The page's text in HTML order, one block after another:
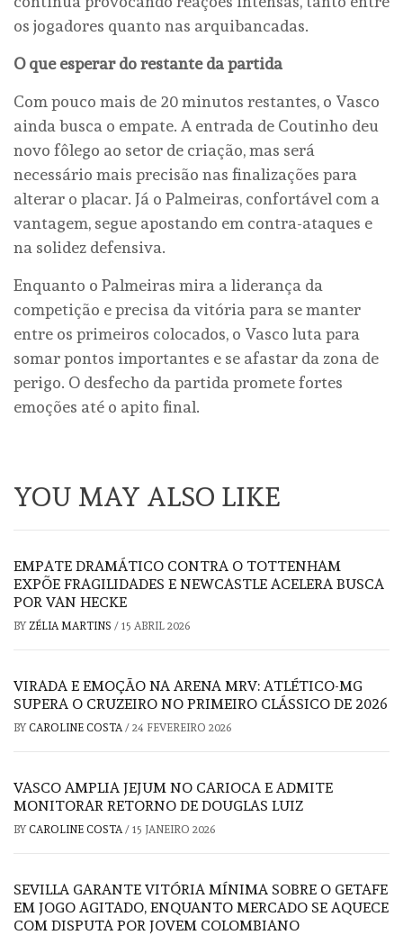
os jogadores quanto nas arquibancadas.
O que esperar do restante da partida
Com pouco mais de 20 minutos restantes, o Vasco
ainda busca o empate. A entrada de Coutinho deu
novo fôlego ao setor de criação, mas será
necessário mais precisão nas finalizações para
alterar o placar. Já o Palmeiras, confortável com a
vantagem, segue apostando em contra-ataques e
na solidez defensiva.
Enquanto o Palmeiras mira a liderança da
competição e precisa da vitória para se manter
entre os primeiros colocados, o Vasco luta para
somar pontos importantes e se afastar da zona de
perigo. O desfecho da partida promete fortes
emoções até o apito final.
YOU MAY ALSO LIKE
EMPATE DRAMÁTICO CONTRA O TOTTENHAM
EXPÕE FRAGILIDADES E NEWCASTLE ACELERA BUSCA
POR VAN HECKE
BY ZÉLIA MARTINS / 15 ABRIL 2026
VIRADA E EMOÇÃO NA ARENA MRV: ATLÉTICO-MG
SUPERA O CRUZEIRO NO PRIMEIRO CLÁSSICO DE 2026
BY CAROLINE COSTA / 24 FEVEREIRO 2026
VASCO AMPLIA JEJUM NO CARIOCA E ADMITE
MONITORAR RETORNO DE DOUGLAS LUIZ
BY CAROLINE COSTA / 15 JANEIRO 2026
SEVILLA GARANTE VITÓRIA MÍNIMA SOBRE O GETAFE
EM JOGO AGITADO, ENQUANTO MERCADO SE AQUECE
COM DISPUTA POR JOVEM COLOMBIANO